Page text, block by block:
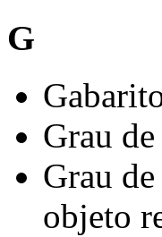
G
Grau
Grau
objeto